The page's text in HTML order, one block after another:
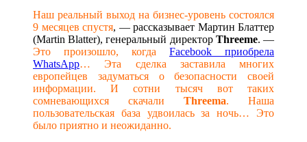
Наш реальный выход на бизнес-уровень состоялся
9 месяцев спустя, — рассказывает Мартин Блаттер
(Martin Blatter), генеральный директор Threeme. —
Это произошло, когда Facebook приобрела
WhatsApp… Эта сделка заставила многих
европейцев задуматься о безопасности своей
информации. И сотни тысяч вот таких
сомневающихся скачали Threema. Наша
пользовательская база удвоилась за ночь… Это
было приятно и неожиданно.